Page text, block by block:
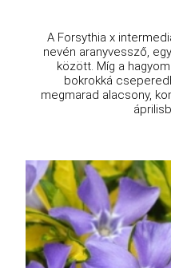
A Forsythia x
nevén aranyvessző,
között. Míg a
bokrokká
megmarad alacsony,